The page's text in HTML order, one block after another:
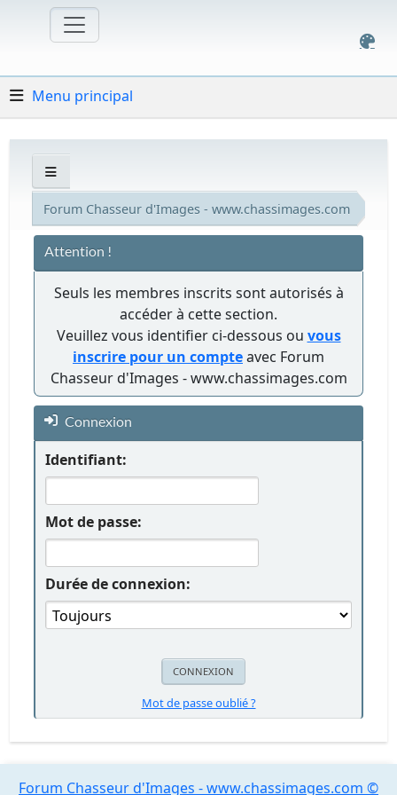
Menu principal
Forum Chasseur d'Images - www.chassimages.com
Attention !
Seuls les membres inscrits sont autorisés à
accéder à cette section.
Veuillez vous identifier ci-dessous ou vous
inscrire pour un compteavec Forum
Chasseur d'Images - www.chassimages.com
Connexion
Identifiant:
Mot de passe:
Durée de connexion:
Mot de passe oublié ?
Forum Chasseur d'Images - www.chassimages.com ©